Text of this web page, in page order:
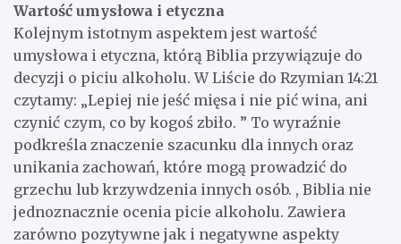
Wartość umysłowa i etyczna
Kolejnym istotnym aspektem jest wartość
umysłowa i etyczna, którą Biblia przywiązuje do
decyzji o piciu alkoholu. W Liście do Rzymian 14:21
czytamy: „Lepiej nie jeść mięsa i nie pić wina, ani
czynić czym, co by kogoś zbiło. ” To wyraźnie
podkreśla znaczenie szacunku dla innych oraz
unikania zachowań, które mogą prowadzić do
grzechu lub krzywdzenia innych osób. , Biblia nie
jednoznacznie ocenia picie alkoholu. Zawiera
zarówno pozytywne jak i negatywne aspekty